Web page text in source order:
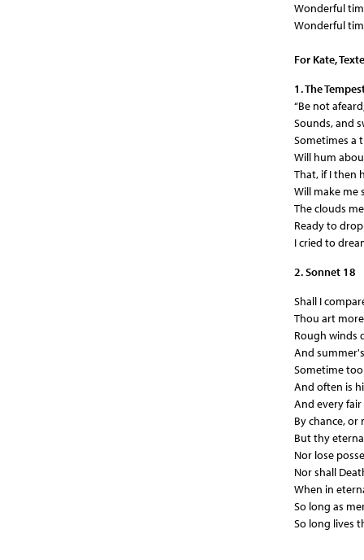
Wonderful
Wonderful
For Kate,
1. The
“Be not
Sounds, and
Sometimes a
Will hum
That, if I then
Will make me
The clouds
Ready to
I cried to
2. Sonnet 18
Shall I
Thou art
Rough winds
And
Sometime
And often is
And every
By chance,
But thy
Nor lose
Nor shall
When in
So long as
So long lives